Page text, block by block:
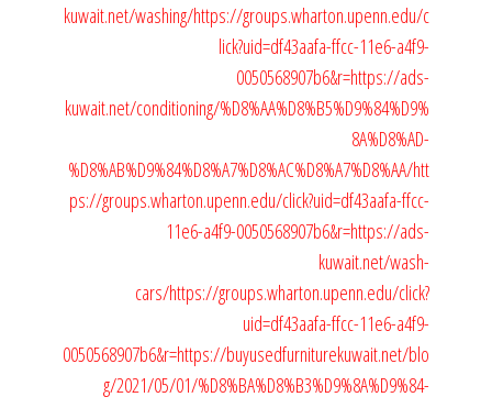
kuwait.net/washing/https://groups.wharton.upenn.edu/c
lick?uid=df43aafa-ffcc-11e6-a4f9-
0050568907b6&r=https://ads-
kuwait.net/conditioning/%D8%AA%D8%B5%D9%84%D9%
8A%D8%AD-
%D8%AB%D9%84%D8%A7%D8%AC%D8%A7%D8%AA/htt
ps://groups.wharton.upenn.edu/click?uid=df43aafa-ffcc-
11e6-a4f9-0050568907b6&r=https://ads-
kuwait.net/wash-
cars/https://groups.wharton.upenn.edu/click?
uid=df43aafa-ffcc-11e6-a4f9-
0050568907b6&r=https://buyusedfurniturekuwait.net/blo
g/2021/05/01/%D8%BA%D8%B3%D9%8A%D9%84-